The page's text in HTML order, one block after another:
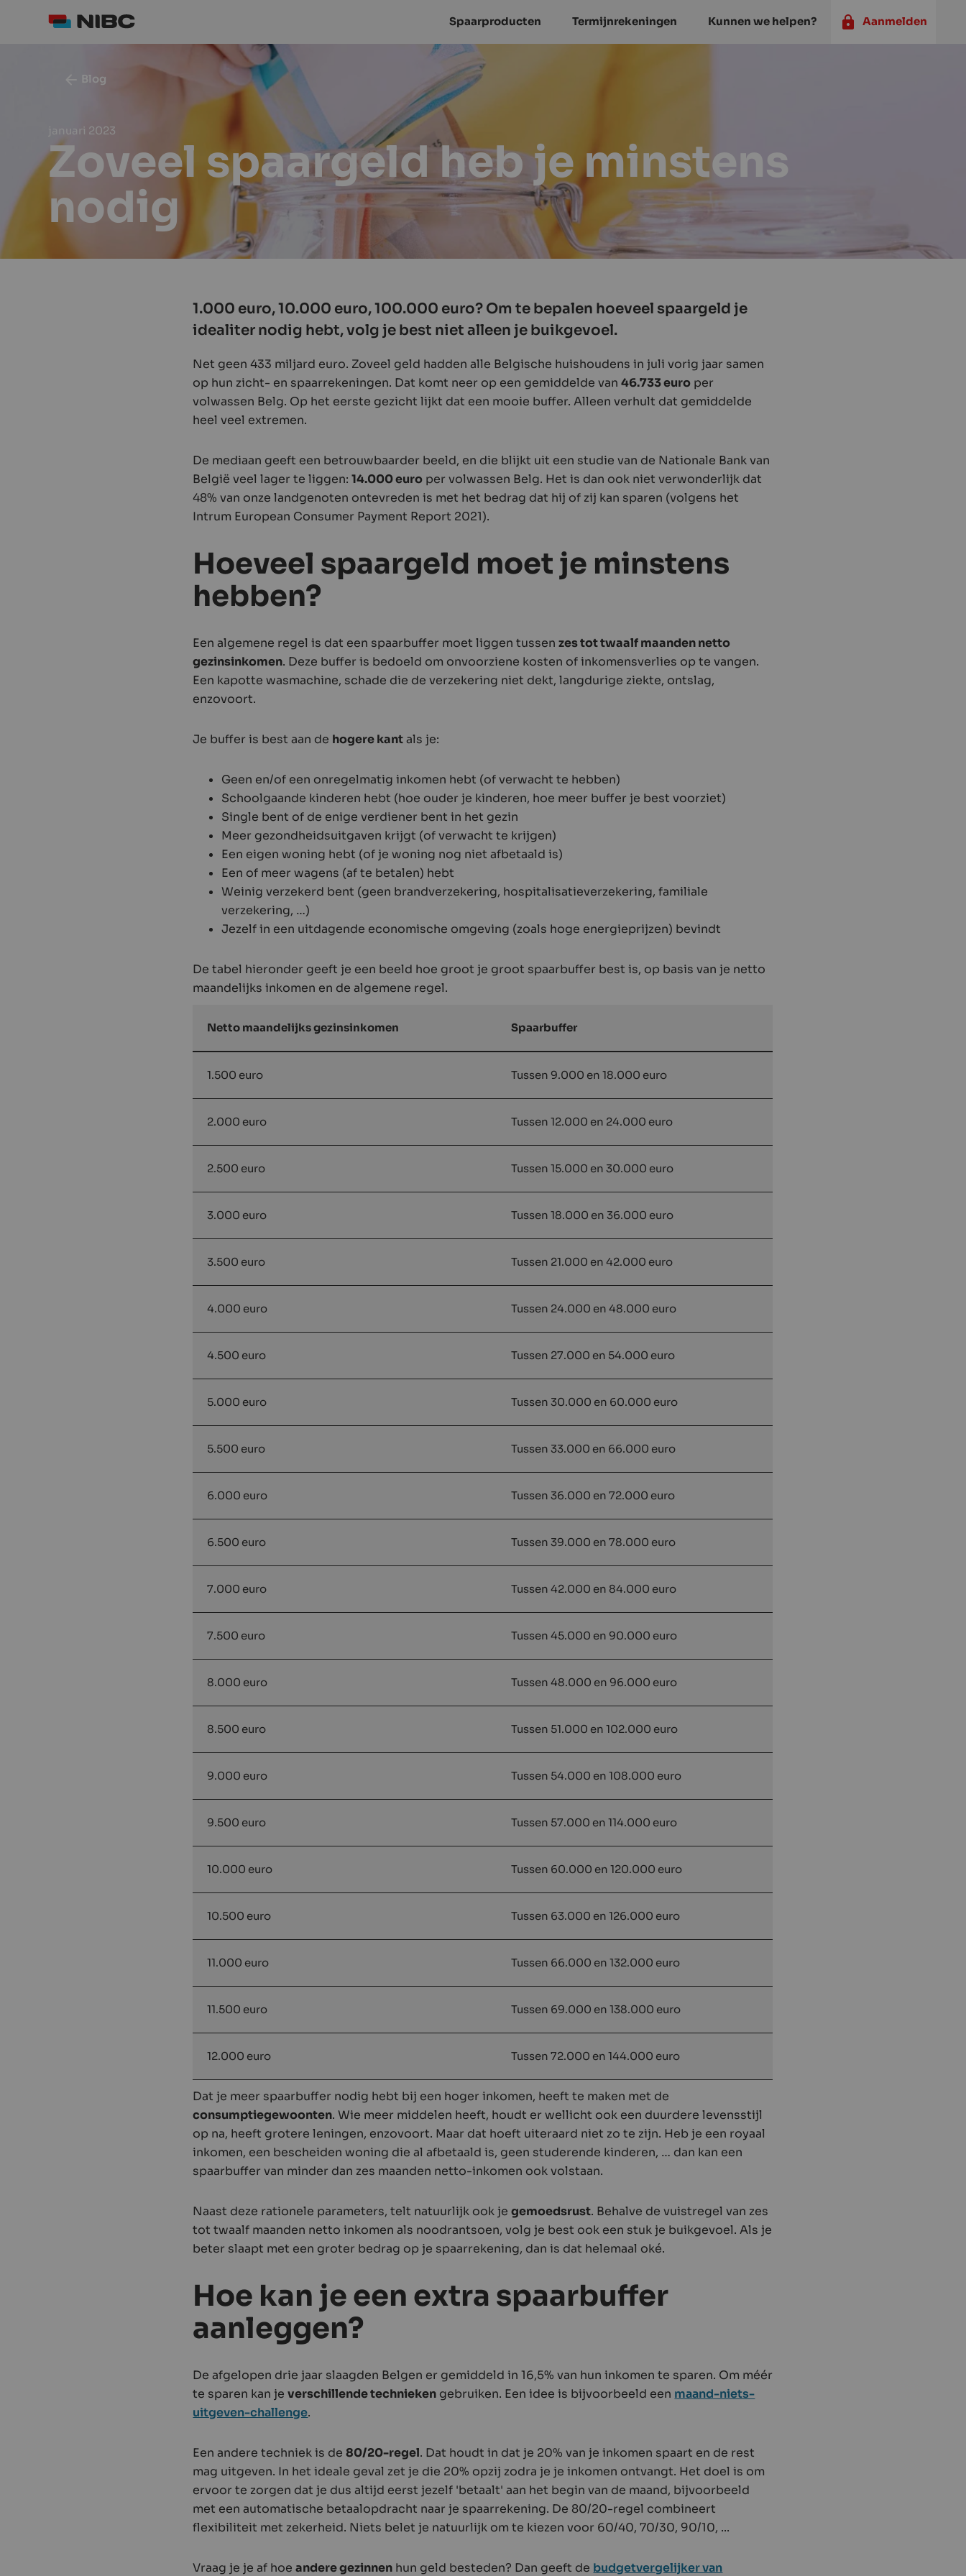
Spaarproducten Termijnrekeningen Kunnen we helpen? Aanmelden
Blog
januari 2023
Zoveel spaargeld heb je minstens
nodig
1.000 euro, 10.000 euro, 100.000 euro? Om te bepalen hoeveel spaargeld je
idealiter nodig hebt, volg je best niet alleen je buikgevoel.
Net geen 433 miljard euro. Zoveel geld hadden alle Belgische huishoudens in juli vorig jaar samen
op hun zicht- en spaarrekeningen. Dat komt neer op een gemiddelde van46.733 euro per
volwassen Belg. Op het eerste gezicht lijkt dat een mooie buffer. Alleen verhult dat gemiddelde
heel veel extremen.
De mediaan geeft een betrouwbaarder beeld, en die blijkt uit een studie van de Nationale Bank van
België veel lager te liggen:14.000 euro per volwassen Belg. Het is dan ook niet verwonderlijk dat
48% van onze landgenoten ontevreden is met het bedrag dat hij of zij kan sparen (volgens het
Intrum European Consumer Payment Report 2021).
Hoeveel spaargeld moet je minstens
hebben?
Een algemene regel is dat een spaarbuffer moet liggen tussenzes tot twaalf maanden netto
gezinsinkomen. Deze buffer is bedoeld om onvoorziene kosten of inkomensverlies op te vangen.
Een kapotte wasmachine, schade die de verzekering niet dekt, langdurige ziekte, ontslag,
enzovoort.
Je buffer is best aan de hogere kantals je:
Geen en/of een onregelmatig inkomen hebt (of verwacht te hebben)
Schoolgaande kinderen hebt (hoe ouder je kinderen, hoe meer buffer je best voorziet)
Single bent of de enige verdiener bent in het gezin
Meer gezondheidsuitgaven krijgt (of verwacht te krijgen)
Een eigen woning hebt (of je woning nog niet afbetaald is)
Een of meer wagens (af te betalen) hebt
Weinig verzekerd bent (geen brandverzekering, hospitalisatieverzekering, familiale
verzekering, …)
Jezelf in een uitdagende economische omgeving (zoals hoge energieprijzen) bevindt
De tabel hieronder geeft je een beeld hoe groot je groot spaarbuffer best is, op basis van je netto
maandelijks inkomen en de algemene regel.
Netto maandelijks gezinsinkomen Spaarbuffer
1.500 euro Tussen 9.000 en 18.000 euro
2.000 euro Tussen 12.000 en 24.000 euro
2.500 euro Tussen 15.000 en 30.000 euro
3.000 euro Tussen 18.000 en 36.000 euro
3.500 euro Tussen 21.000 en 42.000 euro
4.000 euro Tussen 24.000 en 48.000 euro
4.500 euro Tussen 27.000 en 54.000 euro
5.000 euro Tussen 30.000 en 60.000 euro
5.500 euro Tussen 33.000 en 66.000 euro
6.000 euro Tussen 36.000 en 72.000 euro
6.500 euro Tussen 39.000 en 78.000 euro
7.000 euro Tussen 42.000 en 84.000 euro
7.500 euro Tussen 45.000 en 90.000 euro
8.000 euro Tussen 48.000 en 96.000 euro
8.500 euro Tussen 51.000 en 102.000 euro
9.000 euro Tussen 54.000 en 108.000 euro
9.500 euro Tussen 57.000 en 114.000 euro
10.000 euro Tussen 60.000 en 120.000 euro
10.500 euro Tussen 63.000 en 126.000 euro
11.000 euro Tussen 66.000 en 132.000 euro
11.500 euro Tussen 69.000 en 138.000 euro
12.000 euro Tussen 72.000 en 144.000 euro
Dat je meer spaarbuffer nodig hebt bij een hoger inkomen, heeft te maken met de
consumptiegewoonten. Wie meer middelen heeft, houdt er wellicht ook een duurdere levensstijl
op na, heeft grotere leningen, enzovoort. Maar dat hoeft uiteraard niet zo te zijn. Heb je een royaal
inkomen, een bescheiden woning die al afbetaald is, geen studerende kinderen, … dan kan een
spaarbuffer van minder dan zes maanden netto-inkomen ook volstaan.
Naast deze rationele parameters, telt natuurlijk ook jegemoedsrust. Behalve de vuistregel van zes
tot twaalf maanden netto inkomen als noodrantsoen, volg je best ook een stuk je buikgevoel. Als je
beter slaapt met een groter bedrag op je spaarrekening, dan is dat helemaal oké.
Hoe kan je een extra spaarbuffer
aanleggen?
De afgelopen drie jaar slaagden Belgen er gemiddeld in 16,5% van hun inkomen te sparen. Om méér
te sparen kan jeverschillende technieken gebruiken. Een idee is bijvoorbeeld een maand-niets-
uitgeven-challenge.
Een andere techniek is de80/20-regel. Dat houdt in dat je 20% van je inkomen spaart en de rest
mag uitgeven. In het ideale geval zet je die 20% opzij zodra je je inkomen ontvangt. Het doel is om
ervoor te zorgen dat je dus altijd eerst jezelf 'betaalt' aan het begin van de maand, bijvoorbeeld
met een automatische betaalopdracht naar je spaarrekening. De 80/20-regel combineert
flexibiliteit met zekerheid. Niets belet je natuurlijk om te kiezen voor 60/40, 70/30, 90/10, ...
Vraag je je af hoeandere gezinnen hun geld besteden? Dan geeft de budgetvergelijker van